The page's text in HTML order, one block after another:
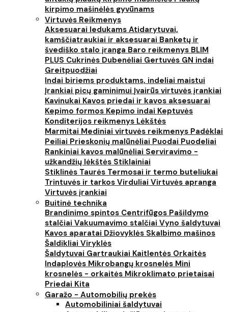
kirpimo mašinėlės gyvūnams
Virtuvės Reikmenys
Aksesuarai ledukams Atidarytuvai,
kamščiatraukiai ir aksesuarai Banketų ir
švediško stalo įranga Baro reikmenys BLIM
PLUS Cukrinės Dubenėliai Gertuvės GN indai
Greitpuodžiai
Indai biriems produktams, indeliai maistui
Įrankiai picų gaminimui Įvairūs virtuvės įrankiai
Kavinukai Kavos priedai ir kavos aksesuarai
Kepimo formos Kepimo indai Keptuvės
Konditerijos reikmenys Lėkštės
Marmitai Mediniai virtuvės reikmenys Padėklai
Peiliai Prieskonių malūnėliai Puodai Puodeliai
Rankiniai kavos malūnėliai Serviravimo -
užkandžių lėkštės Stiklainiai
Stiklinės Taurės Termosai ir termo buteliukai
Trintuvės ir tarkos Virduliai Virtuvės apranga
Virtuvės įrankiai
Buitinė technika
Brandinimo spintos Centrifūgos Pašildymo
stalčiai Vakuumavimo stalčiai Vyno šaldytuvai
Kavos aparatai Džiovyklės Skalbimo mašinos
Šaldikliai Viryklės
Šaldytuvai Gartraukiai Kaitlentės Orkaitės
Indaplovės Mikrobangų krosnelės Mini
krosnelės - orkaitės Mikroklimato prietaisai
Priedai Kita
Garažo - Automobilių prekės
Automobiliniai šaldytuvai